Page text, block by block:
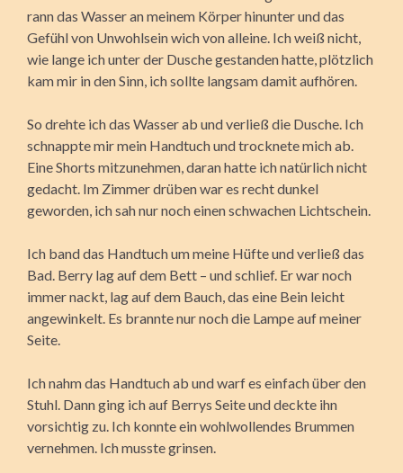
rann das Wasser an meinem Körper hinunter und das
Gefühl von Unwohlsein wich von alleine. Ich weiß nicht,
wie lange ich unter der Dusche gestanden hatte, plötzlich
kam mir in den Sinn, ich sollte langsam damit aufhören.
So drehte ich das Wasser ab und verließ die Dusche. Ich
schnappte mir mein Handtuch und trocknete mich ab.
Eine Shorts mitzunehmen, daran hatte ich natürlich nicht
gedacht. Im Zimmer drüben war es recht dunkel
geworden, ich sah nur noch einen schwachen Lichtschein.
Ich band das Handtuch um meine Hüfte und verließ das
Bad. Berry lag auf dem Bett – und schlief. Er war noch
immer nackt, lag auf dem Bauch, das eine Bein leicht
angewinkelt. Es brannte nur noch die Lampe auf meiner
Seite.
Ich nahm das Handtuch ab und warf es einfach über den
Stuhl. Dann ging ich auf Berrys Seite und deckte ihn
vorsichtig zu. Ich konnte ein wohlwollendes Brummen
vernehmen. Ich musste grinsen.